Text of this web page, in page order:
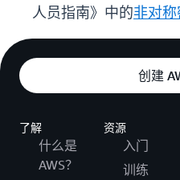
人员指南》中的非对
创建
了解
什么是
AWS？
资源
入门
训练